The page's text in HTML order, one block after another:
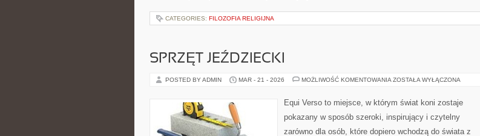
CATEGORIES: FILOZOFIA RELIGIJNA
SPRZĘT JEŹDZIECKI
POSTED BY ADMIN MAR - 21 - 2026 MOŻLIWOŚĆ KOMENTOWANIA SPRZĘT
ZOSTAŁA WYŁĄCZONA
Equi Verso to miejsce, w którym świat koni zostaje
pokazany w sposób szeroki, inspirujący i czytelny
zarówno dla osób, które dopiero wchodzą do świata z